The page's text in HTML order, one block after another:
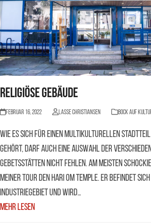
Religiöse Gebäude
Februar 16, 2022 Lasse Christiansen BOCK AUF
Wie es sich für einen multikulturellen Stadtteil
gehört, darf auch eine Auswahl der
Gebetsstätten nicht fehlen. Am meisten
meiner Tour den Hari Om Temple. Er befindet sich
Industriegebiet und wird…
Mehr Lesen